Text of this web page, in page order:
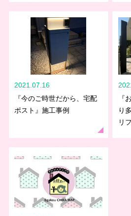
2021.07.16
『今のご時世だから、宅配
ポスト』施工事例
『
り
リ